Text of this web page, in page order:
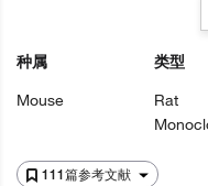
111篇参考文献
种属
Mouse
类型
Rat